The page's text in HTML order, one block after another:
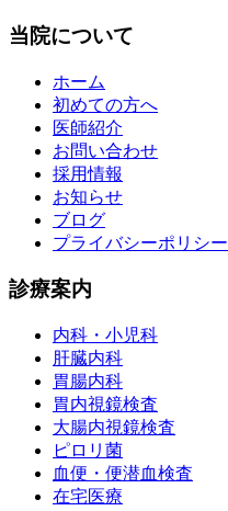
当院について
ホーム
初めての方へ
医師紹介
お問い合わせ
採用情報
お知らせ
ブログ
プライバシーポリシー
診療案内
内科・小児科
肝臓内科
胃腸内科
胃内視鏡検査
大腸内視鏡検査
ピロリ菌
血便・便潜血検査
在宅医療